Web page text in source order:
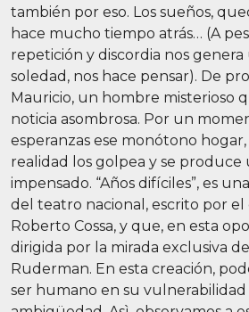
también por eso. Los sueños,
hace mucho tiempo atrás… (A
repetición y discordia nos
soledad, nos hace pensar). De
Mauricio, un hombre misterioso
noticia asombrosa. Por un
esperanzas ese monótono
realidad los golpea y se produce
impensado. “Años difíciles”, es
del teatro nacional, escrito por
Roberto Cossa, y que, en esta
dirigida por la mirada exclusiva
Ruderman. En esta creación,
ser humano en su vulnerabilidad